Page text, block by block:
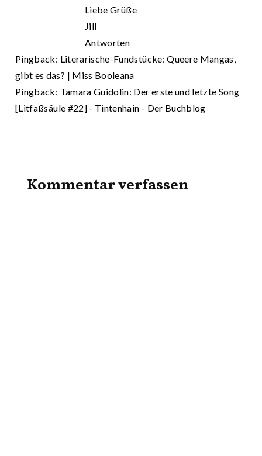
Liebe Grüße
Jill
Antworten
Pingback: Literarische-Fundstücke: Queere Mangas,
gibt es das? | Miss Booleana
Pingback: Tamara Guidolin: Der erste und letzte Song
[Litfaßsäule #22] - Tintenhain - Der Buchblog
Kommentar verfassen